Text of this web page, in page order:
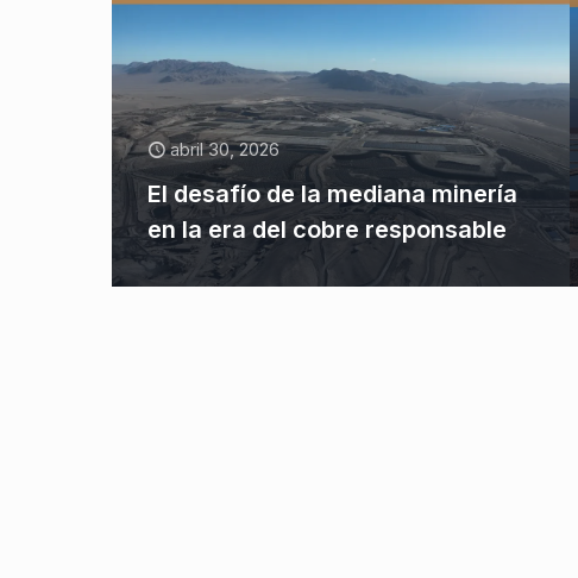
abril 30, 2026
El desafío de la mediana minería
en la era del cobre responsable